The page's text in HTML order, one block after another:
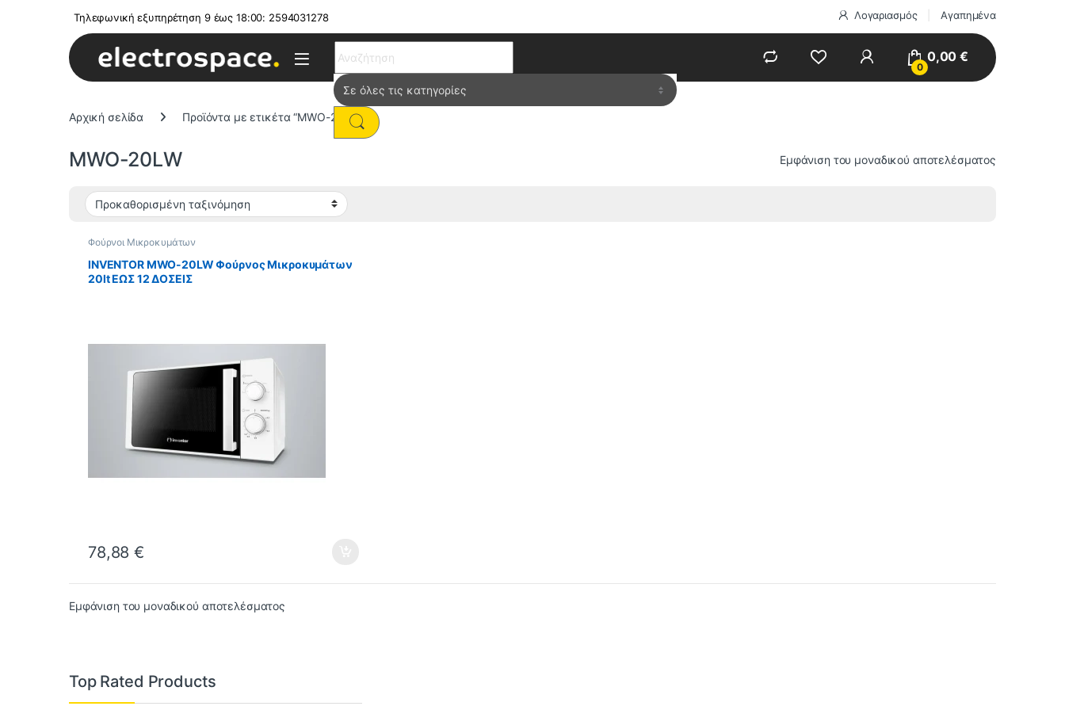
Τηλεφωνική εξυπηρέτηση 9 έως 18:00: 2594031278 Λογαριασμός Αγαπημένα
0
0,00€
Αρχική σελίδα Προϊόντα με ετικέτα “MWO-20LW”
MWO-20LW Εμφάνιση του μοναδικού αποτελέσματος
Φούρνοι Μικροκυμάτων
INVENTOR MWO-20LW Φούρνος Μικροκυμάτων
20lt ΕΩΣ 12 ΔΟΣΕΙΣ
78,88€
Εμφάνιση του μοναδικού αποτελέσματος
Top Rated Products